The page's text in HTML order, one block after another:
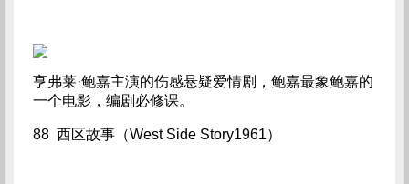
亨弗莱·鲍嘉主演的伤感悬疑爱情剧，鲍嘉最象鲍嘉的
一个电影，编剧必修课。
88 西区故事（West Side Story1961）